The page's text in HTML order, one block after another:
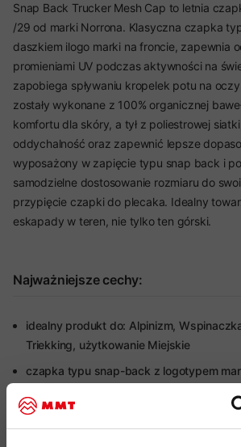
Snap Back Trucker Mesh Cap to letnia
/29 od marki Norrona. Klasyczna czapka
daszkiem ilogo marki na froncie, zapewnia
promieniami UV podczas aktywności na
zapobiega spływaniu kropelek potu na
zostały wykonane z 100% organicznej
komfortu dla skóry, a tył z poliestrowej
oddychalność oraz zapewnić lepsze
wyposażony w zapięcie typu snap back i
samodzielne dostosowanie rozmiaru do
przypięcie czapki do plecaka. Idealny
eskapady w teren, nie tylko ten górski.
Najważniejsze cechy:
idealny produkt do: Alpinizm,
Triekking, użytkowanie Miejskie
czapka typu snap-back z logotypem
czapka wykonana z mieszanki 75% z
pureOrganic Cotton i 25% poliestru